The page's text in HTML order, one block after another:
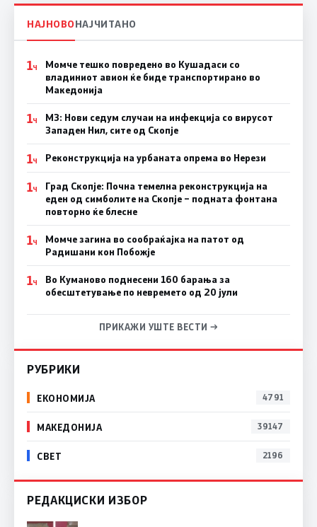
НАЈНОВОНАЈЧИТАНО
1Ч
Момче тешко повредено во Кушадаси со
владиниот авион ќе биде транспортирано во
Македонија
1Ч
МЗ: Нови седум случаи на инфекција со вирусот
Западен Нил, сите од Скопје
1Ч Реконструкција на урбаната опрема во Нерези
1Ч
Град Скопје: Почна темелна реконструкција на
еден од симболите на Скопје – подната фонтана
повторно ќе блесне
1Ч
Момче загина во сообраќајка на патот од
Радишани кон Побожје
1Ч
Во Куманово поднесени 160 барања за
обесштетување по невремето од 20 јули
ПРИКАЖИ УШТЕ ВЕСТИ →
РУБРИКИ
ЕКОНОМИЈА 4791
МАКЕДОНИЈА 39147
СВЕТ 2196
РЕДАКЦИСКИ ИЗБОР